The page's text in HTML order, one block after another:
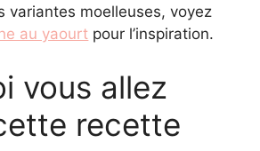
variantes moelleuses, voyez
au yaourt pour l’inspiration.
vous allez
recette